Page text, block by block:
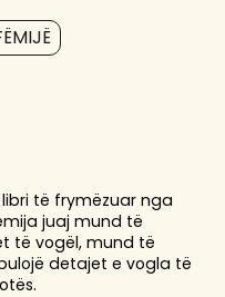
të frymëzuar nga
juaj mund të
të vogël, mund të
detajet e vogla të